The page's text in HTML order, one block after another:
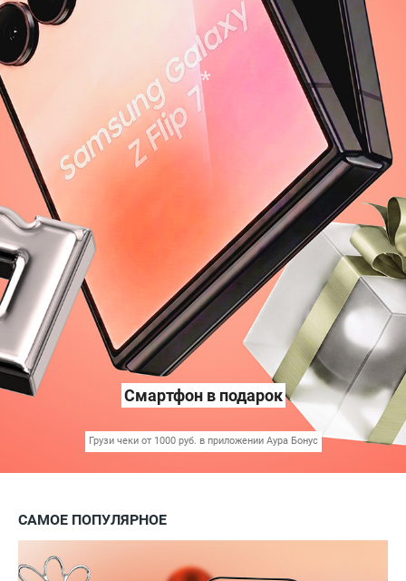
Смартфон в подарок
Грузи чеки от 1000 руб. в приложении Аура Бонус
САМОЕ ПОПУЛЯРНОЕ